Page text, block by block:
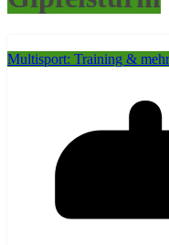
Multisport: Training & mehr